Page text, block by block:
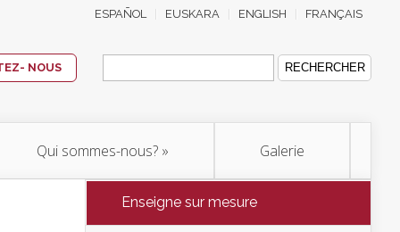
ESPAÑOL EUSKARA ENGLISH FRANÇAIS
NOUS
Rechercher :
Qui sommes-nous? » Galerie
Enseigne sur mesure